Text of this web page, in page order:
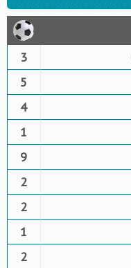
3
5
4
1
9
2
2
1
2